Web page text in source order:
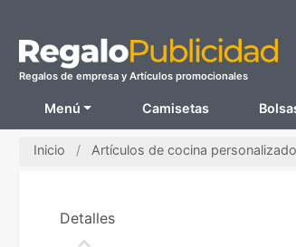
Regalos de empresa y Artículos promocionales
Menú Camisetas
Inicio Artículos de cocina
Detalles